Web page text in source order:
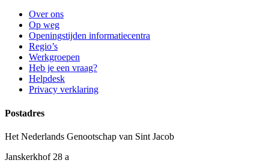
Over ons
Op weg
Openingstijden informatiecentra
Regio’s
Werkgroepen
Heb je een vraag?
Helpdesk
Privacy verklaring
Postadres
Het Nederlands Genootschap van Sint Jacob
Janskerkhof 28 a